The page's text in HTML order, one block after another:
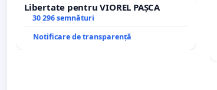
Libertate pentru VIOREL PAȘCA
30 296 semnături
Notificare de transparență